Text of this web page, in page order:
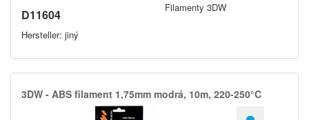
D11604
Hersteller: jiný
Filamenty 3DW
3DW -​ ABS filament 1,​75mm modrá,​ 10m,​ 220-250°C